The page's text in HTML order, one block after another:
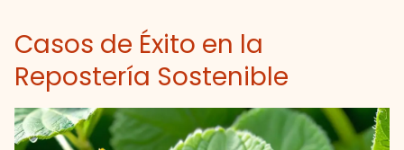
Casos de Éxito en la
Repostería Sostenible